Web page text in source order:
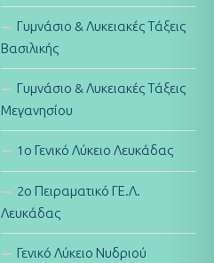
Γυμνάσιο & Λυκειακές Τάξεις
Βασιλικής
Γυμνάσιο & Λυκειακές Τάξεις
Μεγανησίου
1ο Γενικό Λύκειο Λευκάδας
2ο Πειραματικό ΓΕ.Λ.
Λευκάδας
Γενικό Λύκειο Νυδριού